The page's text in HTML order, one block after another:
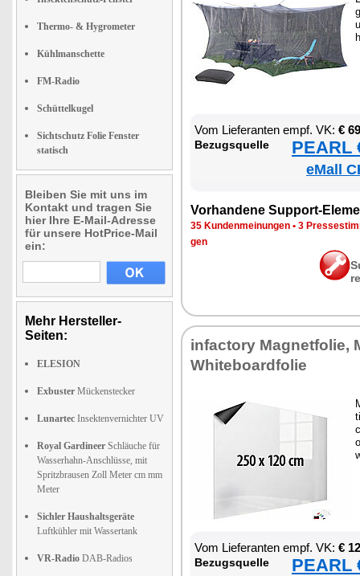
Thermo- & Hygrometer
Kühlmanschette
FM-Radio
Schüttelkugel
Sichtschutz Folie Fenster
statisch
Bleiben Sie mit uns im
Kontakt und tragen Sie
hier Ihre E-Mail-Adresse
für unsere HotPrice-Mail
ein:
Mehr Hersteller-
Seiten:
ELESION
Exbuster Mückenstecker
Lunartec Insektenvernichter UV
Royal Gardineer Schläuche für
Wasserhahn-Anschlüsse, mit
Spritzbrausen Zoll Meter cm mm
Meter
Sichler Haushaltsgeräte
Luftkühler mit Wassertank
VR-Radio DAB-Radios
Vom Lie­fe­ran­ten empf. VK: €
Be­zugs­quel­le PEARL
eMall
Vor­han­de­ne Sup­port-
35 Kun­den­mei­nun­gen • 3
gen
in­fac­to­ry Ma­gnet­fo­lie,
Whi­te­board­fo­lie
Vom Lie­fe­ran­ten empf. VK: €
Be­zugs­quel­le PEARL